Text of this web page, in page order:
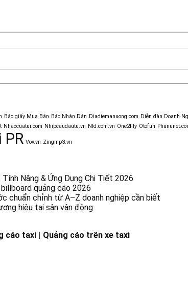
Báo giấy Mua Bán Báo Nhân Dân Diadiemanuong.com Diễn đàn Doanh
Nhaccuatui.com Nhipcaudautu.vn Nld.com.vn One2Fly Otofun
PR Vov.vn Zingmp3.vn
Năng & Ứng Dụng Chi Tiết 2026
quảng cáo 2026
chuẩn chỉnh từ A–Z doanh nghiệp cần biết
hiệu tại sân vận động
cáo taxi | Quảng cáo trên xe taxi